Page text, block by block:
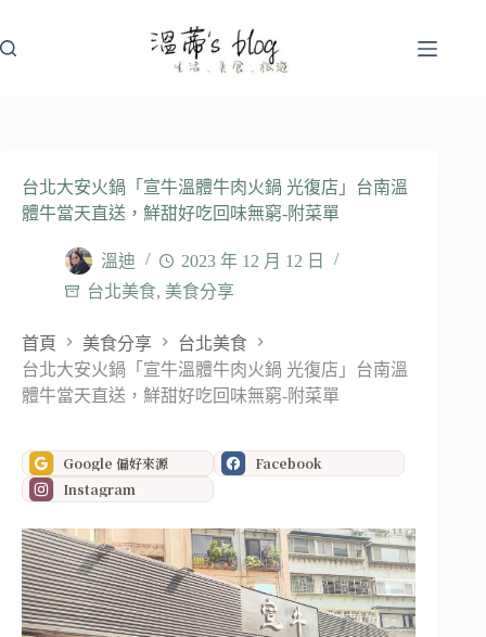
至
台北大安火鍋「宣牛溫體牛肉火鍋 光復店」台南溫
體牛當天直送，鮮甜好吃回味無窮-附菜單
溫迪
2023 年 12 月 12 日
台北美食, 美食分享
首頁 美食分享
台北美食
台北大安火鍋「宣牛溫體牛肉火鍋 光復店」台南溫
體牛當天直送，鮮甜好吃回味無窮-附菜單
Google 偏好來源
Facebook
Instagram